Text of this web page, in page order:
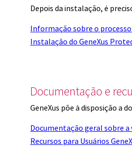
Depois da instalação, é
Informação sobre o
Instalação do GeneXus
Documentação e
GeneXus põe à disposição a
Documentação geral sobre a
Recursos para Usuários